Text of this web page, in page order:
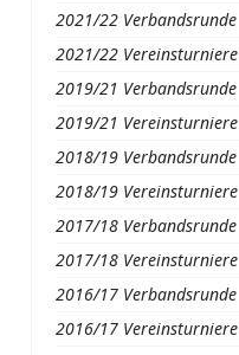
2021/22 Verbandsrunde
2021/22 Vereinsturniere
2019/21 Verbandsrunde
2019/21 Vereinsturniere
2018/19 Verbandsrunde
2018/19 Vereinsturniere
2017/18 Verbandsrunde
2017/18 Vereinsturniere
2016/17 Verbandsrunde
2016/17 Vereinsturniere